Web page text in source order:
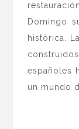
Domingo
histórica.
españoles
un mundo